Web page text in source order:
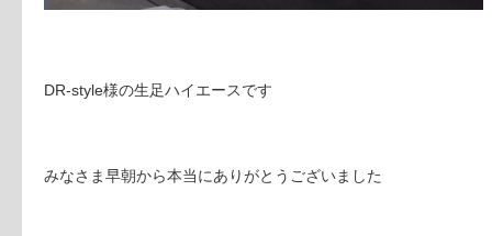
DR-style様の生足ハイエースです
みなさま早朝から本当にありがとうございました